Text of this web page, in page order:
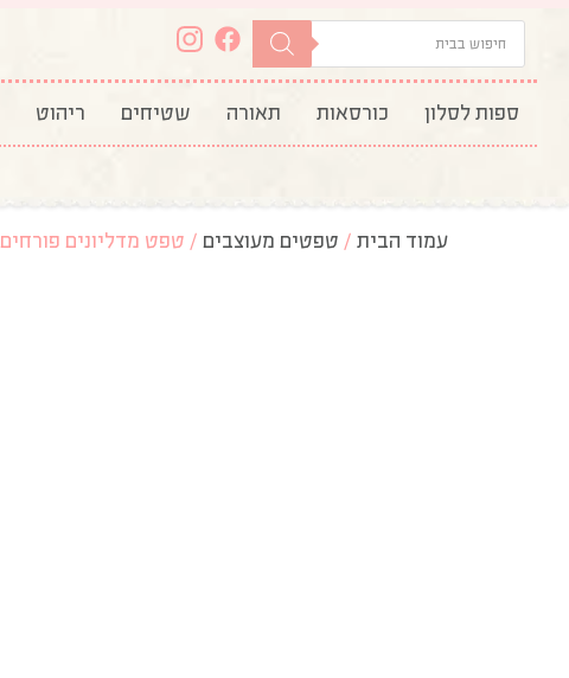
ספות לסלון כורסאות תאורה שטיחים ריהוט
עמוד הבית / טפטים מעוצבים / טפט מדליונים פורחים 7